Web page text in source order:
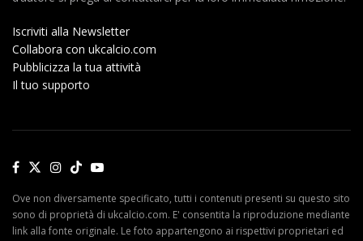
Iscriviti alla Newsletter
Collabora con ukcalcio.com
Pubblicizza la tua attività
Il tuo supporto
Ove non diversamente specificato, tutti i contenuti presenti su questo sito
sono di proprietà di ukcalcio.com. E' consentita la riproduzione mediante
link alla fonte originale. Le foto appartengono ai rispettivi proprietari ed